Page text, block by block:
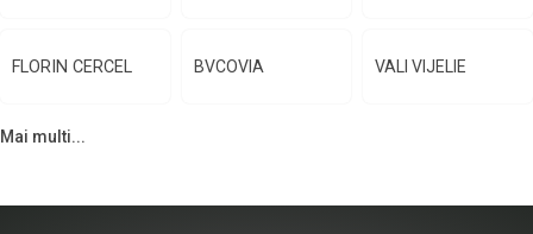
FLORIN CERCEL BVCOVIA VALI VIJELIE
Mai multi...